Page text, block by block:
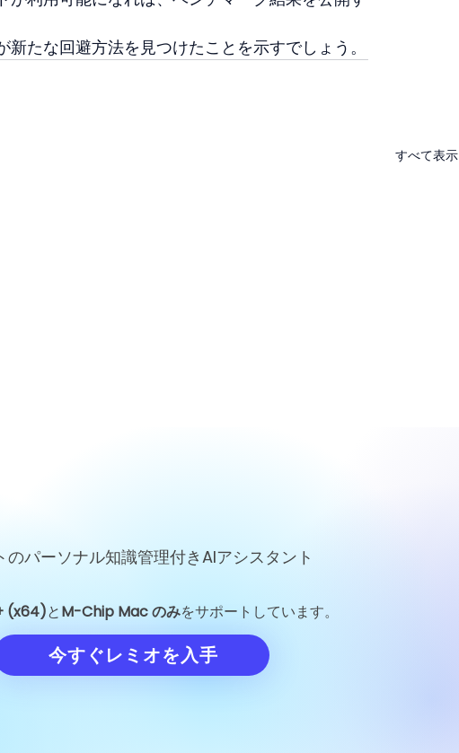
たな回避方法を見つけたことを示すでしょう。
すべて表示
Dean退社：
ジニアの離脱がAI
がした理由
格を150.8元に設定、評価額
の試金石に
のパーソナル知識管理付きAIアシスタント
(x64)とM-Chip Mac のみをサポートしています。
今すぐレミオを入手